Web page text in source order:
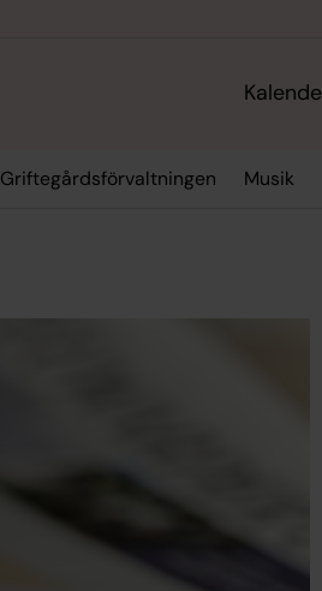
Griftegårdsförvaltningen Musik